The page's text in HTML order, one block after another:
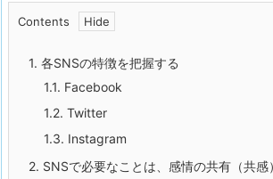
Contents
1. 各SNSの特徴を把握する
1.1. Facebook
1.2. Twitter
1.3. Instagram
2. SNSで必要なことは、感情の共有（共